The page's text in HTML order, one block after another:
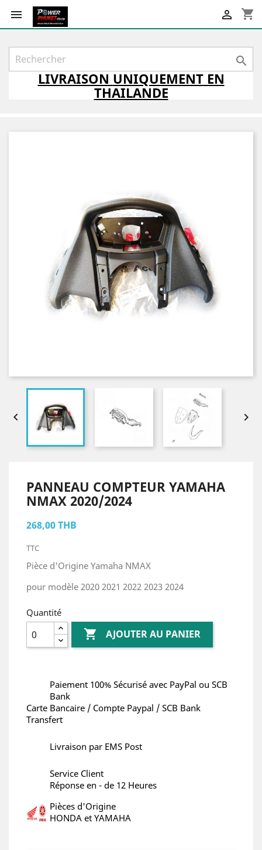
 shopping_cart


LIVRAISON UNIQUEMENTEN
THAILANDE
 
PANNEAU COMPTEUR YAMAHA
NMAX 2020/2024
268,00 THB
TTC
Pièce d'Origine Yamaha NMAX
pour modèle 2020 2021 2022 2023 2024
Quantité
 AJOUTER AU PANIER
Paiement 100% Sécurisé avec PayPal ou SCB
Bank
Carte Bancaire / Compte Paypal / SCB Bank
Transfert
Livraison par EMS Post
Service Client
Réponse en - de 12 Heures
Pièces d'Origine
HONDA et YAMAHA